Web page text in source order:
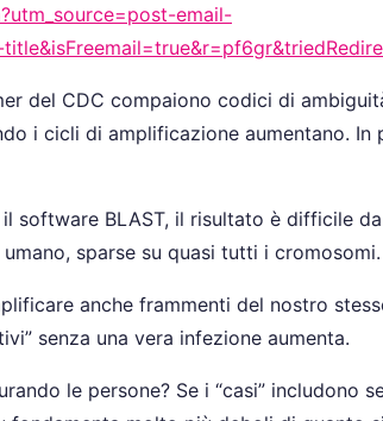
email-
del CDC compaiono codici di
i cicli di amplificazione aumentano.
software BLAST, il risultato è difficile
sparse su quasi tutti i
anche frammenti del nostro
senza una vera infezione aumenta.
le persone? Se i “casi” includono